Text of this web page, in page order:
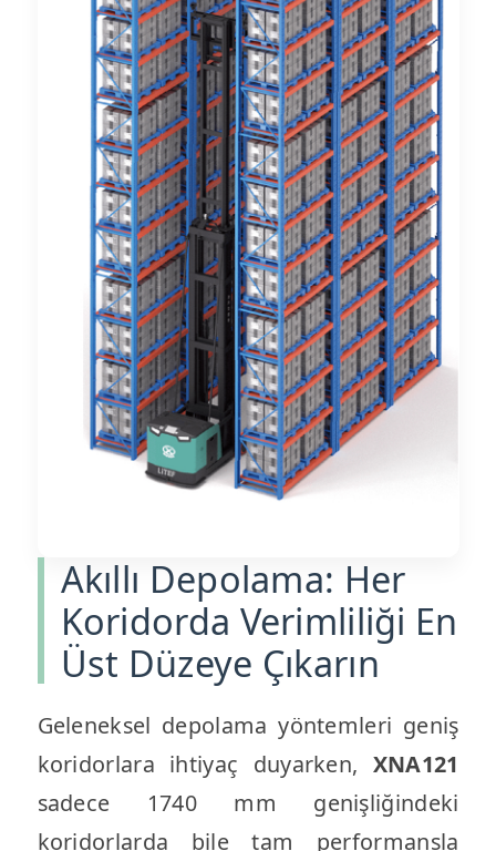
Akıllı Depolama: Her
Koridorda Verimliliği En
Üst Düzeye Çıkarın
Geleneksel depolama yöntemleri geniş
koridorlara ihtiyaç duyarken, XNA121
sadece 1740 mm genişliğindeki
koridorlarda bile tam performansla